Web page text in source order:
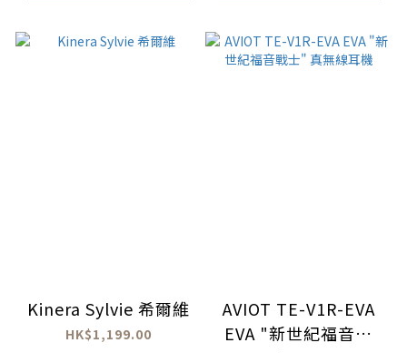
Kinera Sylvie 希爾維
HK$1,199.00
AVIOT TE-V1R-EVA
EVA "新世紀福音戰